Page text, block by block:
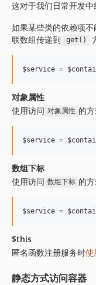
这对于我们日常开发中
如果某些类的依赖项
联数组传递到
get()
对象属性
使用访问 对象属性 的
数组下标
使用访问 数组下标 的
$this
匿名函数注册服务时使
静态方式访问容器